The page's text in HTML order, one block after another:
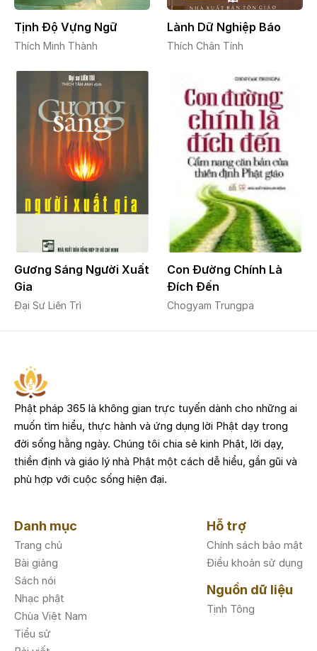
Tịnh Độ Vựng Ngữ
Thích Minh Thành
Lành Dữ Nghiệp Báo
Thích Chân Tính
Gương Sáng Người Xuất
Gia
Đại Sư Liên Trì
Con Đường Chính Là
Đích Đến
Chogyam Trungpa
Phật pháp 365 là không gian trực tuyến dành cho những ai
muốn tìm hiểu, thực hành và ứng dụng lời Phật dạy trong
đời sống hằng ngày. Chúng tôi chia sẻ kinh Phật, lời dạy,
thiền định và giáo lý nhà Phật một cách dễ hiểu, gần gũi và
phù hợp với cuộc sống hiện đại.
Danh mục
Trang chủ
Bài giảng
Sách nói
Nhạc phật
Chùa Việt Nam
Tiểu sử
Hỗ trợ
Chính sách bảo mật
Điều khoản sử dụng
Nguồn dữ liệu
Tịnh Tông